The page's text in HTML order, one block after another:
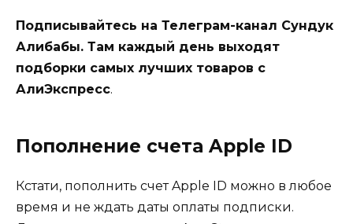
Подписывайтесь на Телеграм-канал Сундук
Алибабы. Там каждый день выходят
подборки самых лучших товаров с
АлиЭкспресс.
Пополнение счета Apple ID
Кстати, пополнить счет Apple ID можно в любое
время и не ждать даты оплаты подписки.